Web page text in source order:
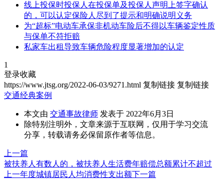
线上投保时投保人在投保单及投保人声明上签字确认
的，可以认定保险人尽到了提示和明确说明义务
为“超标”电动车承保非机动车险后不得以车辆鉴定性质
与保单不符拒赔
私家车出租导致车辆危险程度显著增加的认定
1
登录收藏
https://www.jtsg.org/2022-06-03/9271.html 复制链接 复制链接
交通经典案例
本文由 交通事故律师 发表于 2022年6月3日
除特别注明外，文章来源于互联网，仅用于学习交流
分享，转载请务必保留原作者等信息。
上一篇
被扶养人有数人的，被扶养人生活费年赔偿总额累计不超过
上一年度城镇居民人均消费性支出额下一篇